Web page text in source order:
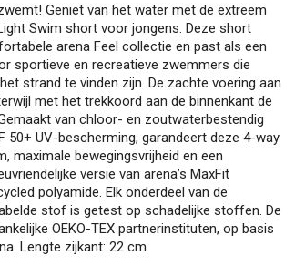
Geniet van het water met de extreem
Swim short voor jongens. Deze short
arena Feel collectie en past als een
sportieve en recreatieve zwemmers die
strand te vinden zijn. De zachte voering aan
met het trekkoord aan de binnenkant de
van chloor- en zoutwaterbestendig
50+ UV-bescherming, garandeert deze 4-way
bewegingsvrijheid en een
versie van arena’s MaxFit
polyamide. Elk onderdeel van de
stof is getest op schadelijke stoffen. De
OEKO-TEX partnerinstituten, op basis
Lengte zijkant: 22 cm.